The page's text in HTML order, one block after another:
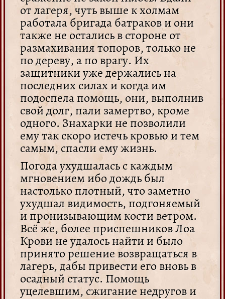
от лагеря, чуть выше к холмам
работала бригада батраков и они
также не остались в стороне от
размахивания топоров, только не
по дереву, а по врагу. Их
защитники уже держались на
последних силах и когда им
подоспела помощь, они, выполнив
свой долг, пали замертво, кроме
одного. Знахарки не позволили
ему так скоро истечь кровью и тем
самым, спасли ему жизнь.
Погода ухудшалась с каждым
мгновением ибо дождь был
настолько плотный, что заметно
ухудшал видимость, подгоняемый
и пронизывающим кости ветром.
Всё же, более приспешников Лоа
Крови не удалось найти и было
принято решение возвращаться в
лагерь, дабы привести его вновь в
осадный статус. Помощь
уцелевшим, сжигание недругов и